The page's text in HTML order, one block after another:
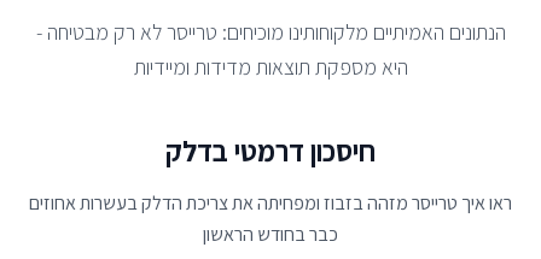
הנתונים האמיתיים מלקוחותינו מוכיחים: טרייסר לא רק מבטיחה -
היא מספקת תוצאות מדידות ומיידיות
חיסכון דרמטי בדלק
ראו איך טרייסר מזהה בזבוז ומפחיתה את צריכת הדלק בעשרות אחוזים
כבר בחודש הראשון